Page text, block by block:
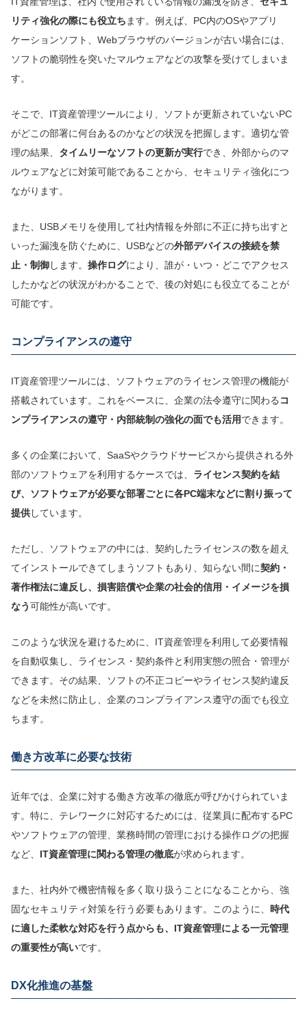
リティ強化の際にも役立ち ます。例えば、PC内のOSやアプリ
ケーションソフト、Webブラウザのバージョンが古い場合には、
ソフトの脆弱性を突いたマルウェアなどの攻撃を受けてしまいま
す。
そこで、IT資産管理ツールにより、ソフトが更新されていないPC
がどこの部署に何台あるのかなどの状況を把握します。適切な管
理の結果、 タイムリーなソフトの更新が実行でき、外部からのマ
ルウェアなどに対策可能であることから、セキュリティ強化につ
ながります。
また、USBメモリを使用して社内情報を外部に不正に持ち出すと
いった漏洩を防ぐために、USBなどの外部デバイスの接続を禁
止・制御します。 操作ログにより、誰が・いつ・どこでアクセス
したかなどの状況がわかることで、後の対処にも役立てることが
可能です。
コンプライアンスの遵守
IT資産管理ツールには、ソフトウェアのライセンス管理の機能が
搭載されています。これをベースに、企業の法令遵守に関わる コ
ンプライアンスの遵守・内部統制の強化の面でも活用できます。
多くの企業において、SaaSやクラウドサービスから提供される外
部のソフトウェアを利用するケースでは、 ライセンス契約を結
び、ソフトウェアが必要な部署ごとに各PC端末などに割り振って
提供しています。
ただし、ソフトウェアの中には、契約したライセンスの数を超え
てインストールできてしまうソフトもあり、知らない間に契約・
著作権法に違反し、損害賠償や企業の社会的信用・イメージを損
なう可能性が高いです。
このような状況を避けるために、IT資産管理を利用して必要情報
を自動収集し、ライセンス・契約条件と利用実態の照合・管理が
できます。その結果、ソフトの不正コピーやライセンス契約違反
などを未然に防止し、企業のコンプライアンス遵守の面でも役立
ちます。
働き方改革に必要な技術
近年では、企業に対する働き方改革の徹底が呼びかけられていま
す。特に、テレワークに対応するためには、従業員に配布するPC
やソフトウェアの管理、業務時間の管理における操作ログの把握
など、 IT資産管理に関わる管理の徹底が求められます。
また、社内外で機密情報を多く取り扱うことになることから、強
固なセキュリティ対策を行う必要もあります。このように、 時代
に適した柔軟な対応を行う点からも、IT資産管理による一元管理
の重要性が高いです。
DX化推進の基盤